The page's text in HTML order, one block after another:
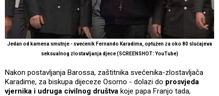
Jedan od kamena smutnje - svećenik Fernando Karadima, optužen za oko 80 slučajeva
seksualnog zlostavljanja djece (SCREENSHOT: YouTube)
Nakon postavljanja Barossa, zaštitnika svećenika-zlostavljača
Karadime, za biskupa dijeceze Osorno - dolazi do prosvjeda
vjernika i udruga civilnog društva koje papa Franjo tada,